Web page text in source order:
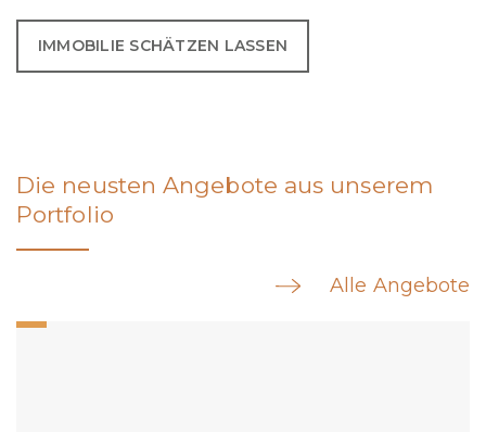
IMMOBILIE SCHÄTZEN LASSEN
Die neusten Angebote aus unserem
Portfolio
Alle Angebote